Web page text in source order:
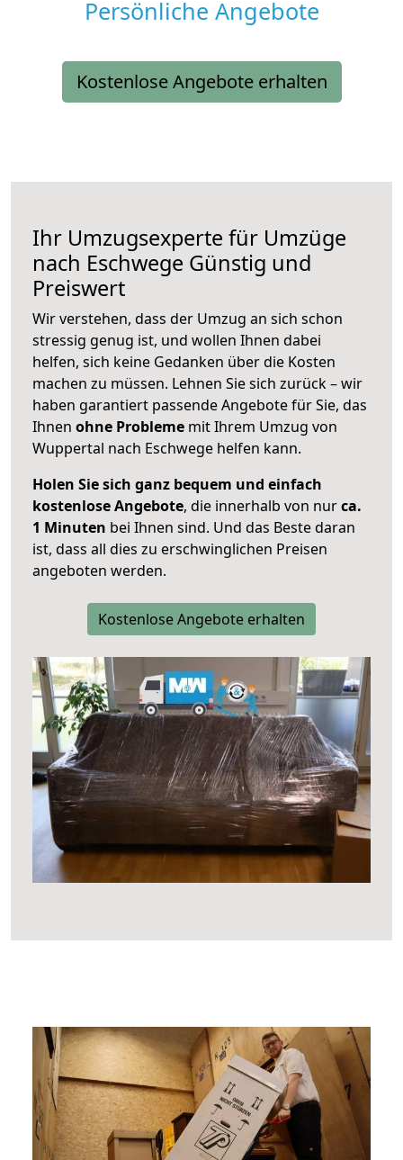
Persönliche Angebote
Kostenlose Angebote erhalten
Ihr Umzugsexperte für Umzüge
nach Eschwege Günstig und
Preiswert
Wir verstehen, dass der Umzug an sich schon
stressig genug ist, und wollen Ihnen dabei
helfen, sich keine Gedanken über die Kosten
machen zu müssen. Lehnen Sie sich zurück – wir
haben garantiert passende Angebote für Sie, das
Ihnen ohne Probleme mit Ihrem Umzug von
Wuppertal nach Eschwege helfen kann.
Holen Sie sich ganz bequem und einfach
kostenlose Angebote, die innerhalb von nurca.
1 Minuten bei Ihnen sind. Und das Beste daran
ist, dass all dies zu erschwinglichen Preisen
angeboten werden.
Kostenlose Angebote erhalten